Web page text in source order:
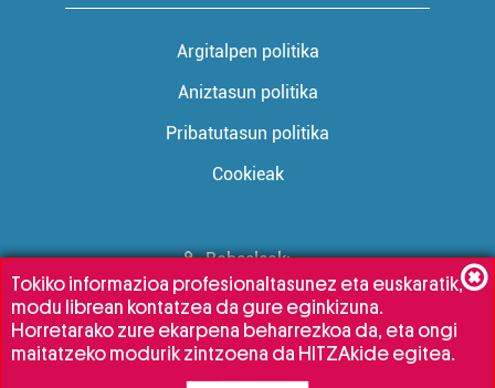
Argitalpen politika
Aniztasun politika
Pribatutasun politika
Cookieak
Babesleak:
Tokiko informazioa profesionaltasunez eta euskaratik,
modu librean kontatzea da gure eginkizuna.
Horretarako zure ekarpena beharrezkoa da, eta ongi
maitatzeko modurik zintzoena da HITZAkide egitea.